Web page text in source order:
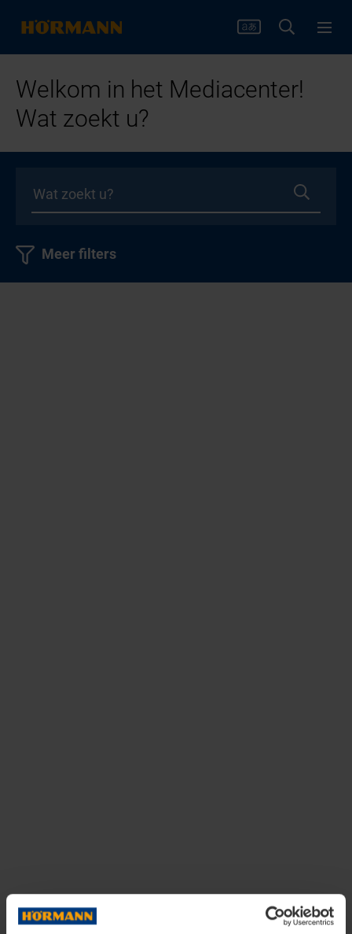
Welkom in het Mediacenter!
Wat zoekt u?
Meer filters